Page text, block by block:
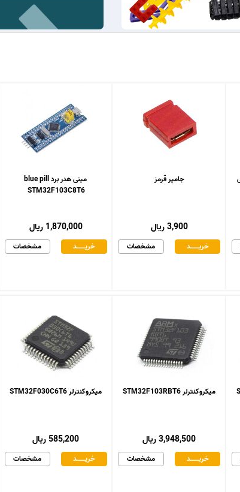
مینی هدر برد blue pill
STM32F103C8T6
1,870,000 ریال
مشخصات خریـــــــد
جامپر قرمز
3,900 ریال
مشخصات خریـــــــد
میکروکنترلر STM32F030C6T6
585,200 ریال
مشخصات خریـــــــد
میکروکنترلر STM32F103RBT6
3,948,500 ریال
مشخصات خریـــــــد